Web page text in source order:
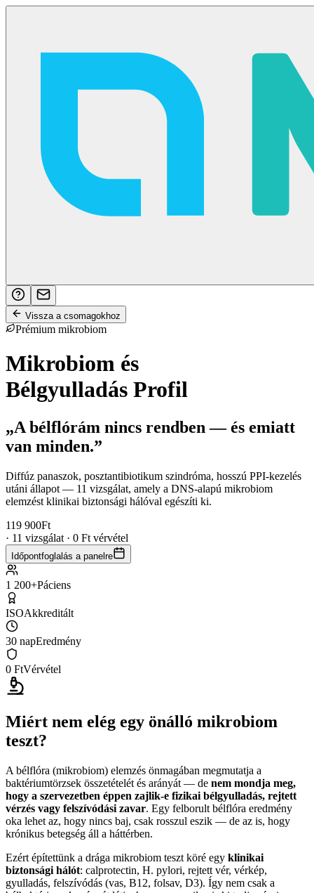
Vissza a csomagokhoz
Prémium mikrobiom
Mikrobiom és
Bélgyulladás Profil
„A bélflórám nincs rendben — és emiatt
van minden.”
Diffúz panaszok, posztantibiotikum szindróma, hosszú PPI-kezelés
utáni állapot — 11 vizsgálat, amely a DNS-alapú mikrobiom
elemzést klinikai biztonsági hálóval egészíti ki.
119 900Ft
· 11 vizsgálat · 0 Ft vérvétel
Időpontfoglalás a panelre
1 200+Páciens
ISOAkkreditált
30 napEredmény
0 FtVérvétel
Miért nem elég egy önálló mikrobiom
teszt?
A bélflóra (mikrobiom) elemzés önmagában megmutatja a
baktériumtörzsek összetételét és arányát — de nem mondja meg,
hogy a szervezetben éppen zajlik-e fizikai bélgyulladás, rejtett
vérzés vagy felszívódási zavar. Egy felborult bélflóra eredmény
oka lehet az, hogy nincs baj, csak rosszul eszik — de az is, hogy
krónikus betegség áll a háttérben.
Ezért építettünk a drága mikrobiom teszt köré egy klinikai
biztonsági hálót: calprotectin, H. pylori, rejtett vér, vérkép,
gyulladás, felszívódás (vas, B12, folsav, D3). Így nem csak a